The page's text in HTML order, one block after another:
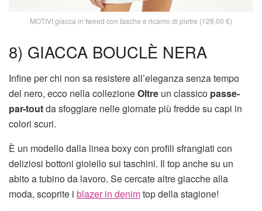
MOTIVI giacca in tweed con tasche e ricamo di pietre (129,00 €)
8) GIACCA BOUCLÈ NERA
Infine per chi non sa resistere all’eleganza senza tempo
del nero, ecco nella collezioneOltre un classico passe-
par-toutda sfoggiare nelle giornate più fredde su capi in
colori scuri.
È un modello dalla linea boxy con profili sfrangiati con
deliziosi bottoni gioiello sui taschini. Il top anche su un
abito a tubino da lavoro. Se cercate altre giacche alla
moda, scoprite i blazer in denimtop della stagione!